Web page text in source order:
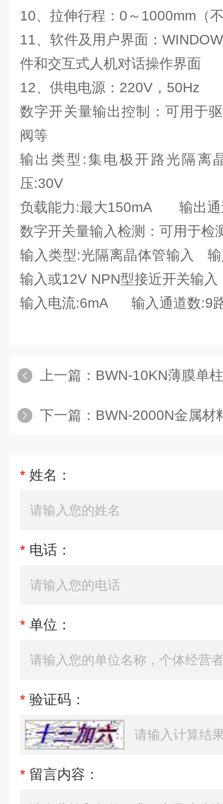
10、拉伸行程：0～1000mm（
11、软件及用户界面：
件和交互式人机对话操作界面
12、供电电源：220V，50Hz
数字开关量输出控制：可用于
阀等
输出类型:集电极开路光隔
压:30V
负载能力:最大150mA 输出通
数字开关量输入检测：可用于检
输入类型:光隔离晶体管输入
输入或12V NPN型接近开关输入
输入电流:6mA 输入通道数:9
上一篇： BWN-10KN薄膜单
下一篇： BWN-2000N金属材
* 姓名：
* 电话：
* 单位：
* 验证码：
* 留言内容：